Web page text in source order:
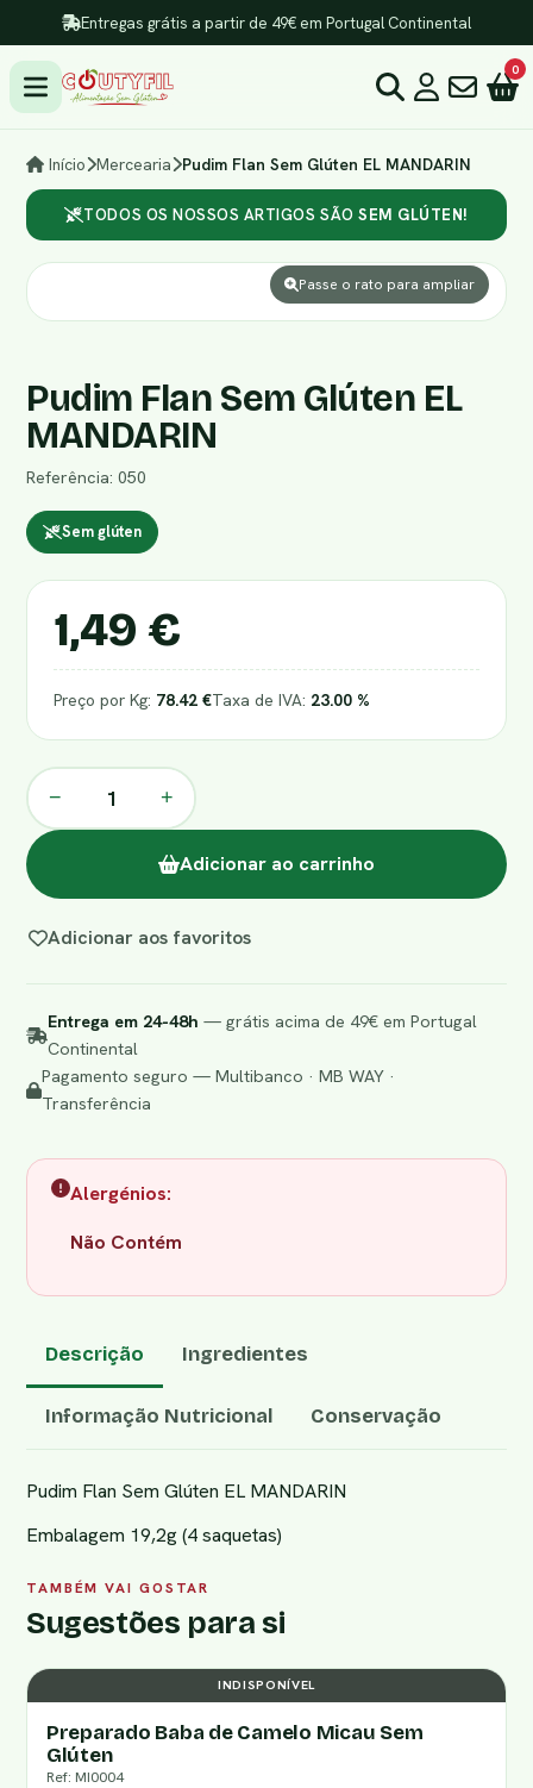
Entregas grátis a partir de 49€ em Portugal Continental
0
Início Mercearia Pudim Flan Sem Glúten EL MANDARIN
TODOS OS NOSSOS ARTIGOS SÃO SEM GLÚTEN!
Passe o rato para ampliar
Pudim Flan Sem Glúten EL
MANDARIN
Referência: 050
Sem glúten
1,49 €
Preço por Kg: 78.42 €Taxa de IVA: 23.00 %
− +
Adicionar ao carrinho
Adicionar aos favoritos
Entrega em 24-48h — grátis acima de 49€ em Portugal
Continental
Pagamento seguro — Multibanco · MB WAY ·
Transferência
Alergénios:
Não Contém
Descrição Ingredientes
Informação Nutricional Conservação
Pudim Flan Sem Glúten EL MANDARIN
Embalagem 19,2g (4 saquetas)
TAMBÉM VAI GOSTAR
Sugestões para si
INDISPONÍVEL
Preparado Baba de Camelo Micau Sem
Glúten
Ref: MI0004